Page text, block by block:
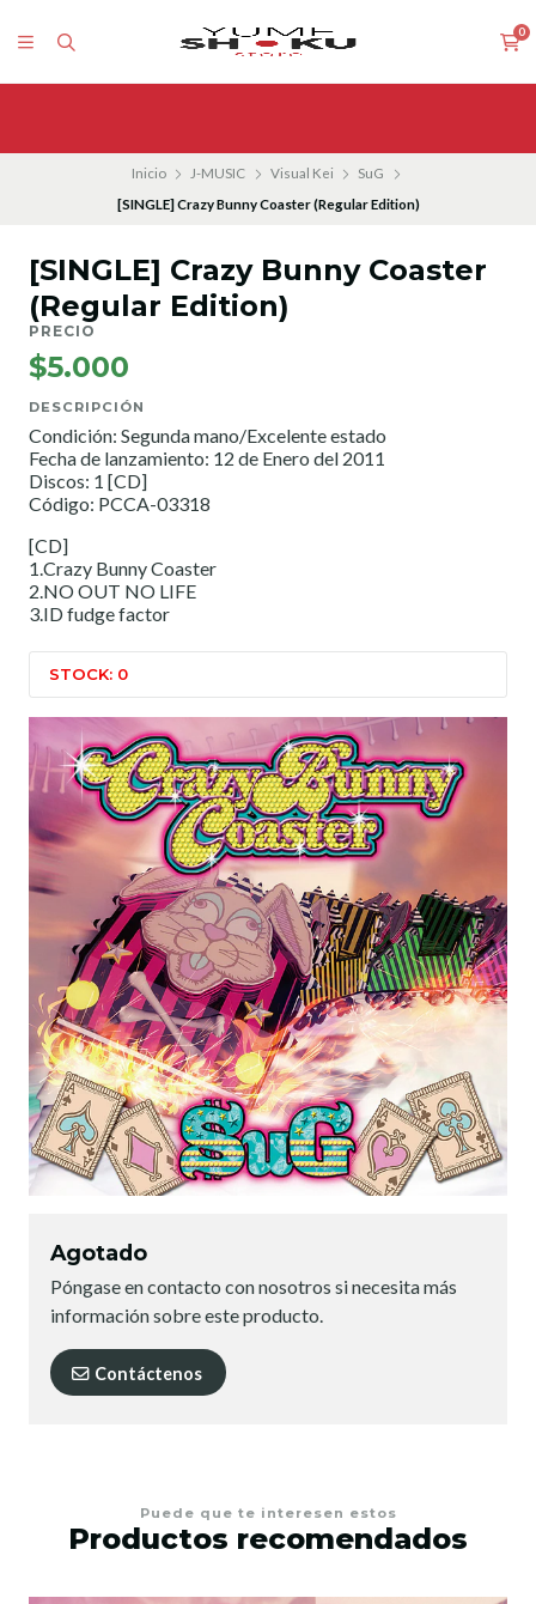
0
Inicio J-MUSIC Visual Kei
SuG
[SINGLE] Crazy Bunny Coaster (Regular Edition)
[SINGLE] Crazy Bunny Coaster
(Regular Edition)
PRECIO
$5.000
DESCRIPCIÓN
Condición: Segunda mano/Excelente estado
Fecha de lanzamiento: 12 de Enero del 2011
Discos: 1 [CD]
Código: PCCA-03318
[CD]
1.Crazy Bunny Coaster
2.NO OUT NO LIFE
3.ID fudge factor
STOCK: 0
Agotado
Póngase en contacto con nosotros si necesita más
información sobre este producto.
Contáctenos
Puede que te interesen estos
Productos recomendados